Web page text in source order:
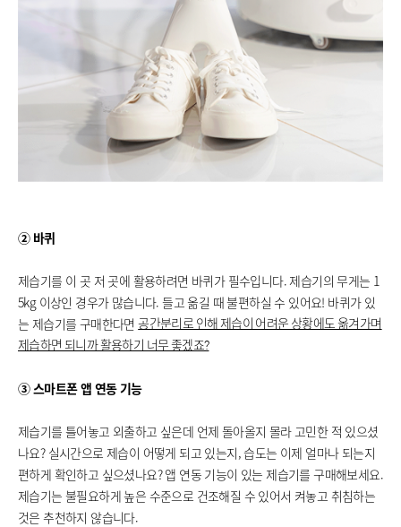
② 바퀴
제습기를 이 곳 저 곳에 활용하려면 바퀴가 필수입니다. 제습기의 무게는 1
5kg 이상인 경우가 많습니다. 들고 옮길 때 불편하실 수 있어요! 바퀴가 있
는 제습기를 구매한다면공간분리로 인해 제습이 어려운 상황에도 옮겨가며
제습하면 되니까 활용하기 너무 좋겠죠?
③ 스마트폰 앱 연동 기능
제습기를 틀어놓고 외출하고 싶은데 언제 돌아올지 몰라 고민한 적 있으셨
나요? 실시간으로 제습이 어떻게 되고 있는지, 습도는 이제 얼마나 되는지
편하게 확인하고 싶으셨나요? 앱 연동 기능이 있는 제습기를 구매해보세요.
제습기는 불필요하게 높은 수준으로 건조해질 수 있어서 켜놓고 취침하는
것은 추천하지 않습니다.